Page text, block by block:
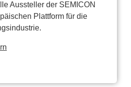
Aussteller der SEMICON
Plattform für die